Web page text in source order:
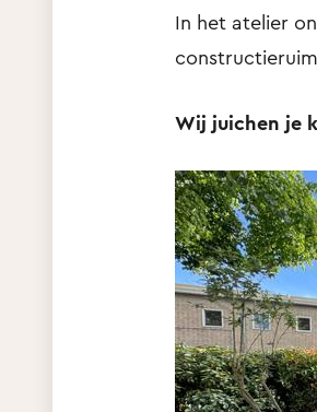
In het atelier
Wij juichen je